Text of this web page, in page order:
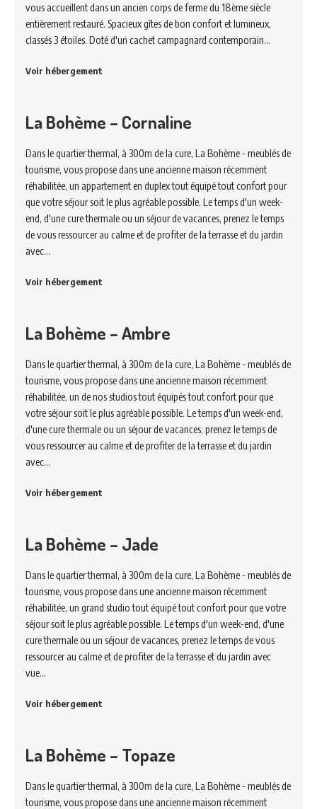
vous accueillent dans un ancien corps de ferme du 18ème siècle
entièrement restauré. Spacieux gîtes de bon confort et lumineux,
classés 3 étoiles. Doté d'un cachet campagnard contemporain…
Voir hébergement
La Bohème – Cornaline
Dans le quartier thermal, à 300m de la cure, La Bohème - meublés de
tourisme, vous propose dans une ancienne maison récemment
réhabilitée, un appartement en duplex tout équipé tout confort pour
que votre séjour soit le plus agréable possible. Le temps d'un week-
end, d'une cure thermale ou un séjour de vacances, prenez le temps
de vous ressourcer au calme et de profiter de la terrasse et du jardin
avec…
Voir hébergement
La Bohème – Ambre
Dans le quartier thermal, à 300m de la cure, La Bohème - meublés de
tourisme, vous propose dans une ancienne maison récemment
réhabilitée, un de nos studios tout équipés tout confort pour que
votre séjour soit le plus agréable possible. Le temps d'un week-end,
d'une cure thermale ou un séjour de vacances, prenez le temps de
vous ressourcer au calme et de profiter de la terrasse et du jardin
avec…
Voir hébergement
La Bohème – Jade
Dans le quartier thermal, à 300m de la cure, La Bohème - meublés de
tourisme, vous propose dans une ancienne maison récemment
réhabilitée, un grand studio tout équipé tout confort pour que votre
séjour soit le plus agréable possible. Le temps d'un week-end, d'une
cure thermale ou un séjour de vacances, prenez le temps de vous
ressourcer au calme et de profiter de la terrasse et du jardin avec
vue…
Voir hébergement
La Bohème – Topaze
Dans le quartier thermal, à 300m de la cure, La Bohème - meublés de
tourisme, vous propose dans une ancienne maison récemment